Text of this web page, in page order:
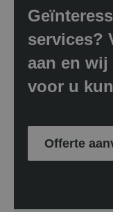
services?
aan en
voor u
Offerte